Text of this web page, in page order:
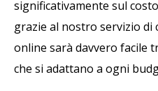
significativamente sul
grazie al nostro servizio di
online sarà davvero facile
che si adattano a ogni